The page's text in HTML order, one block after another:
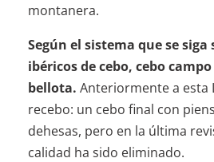
montanera.
Según el sistema que se
ibéricos de cebo, cebo
bellota. Anteriormente a esta
recebo: un cebo final con
dehesas, pero en la última
calidad ha sido eliminado.